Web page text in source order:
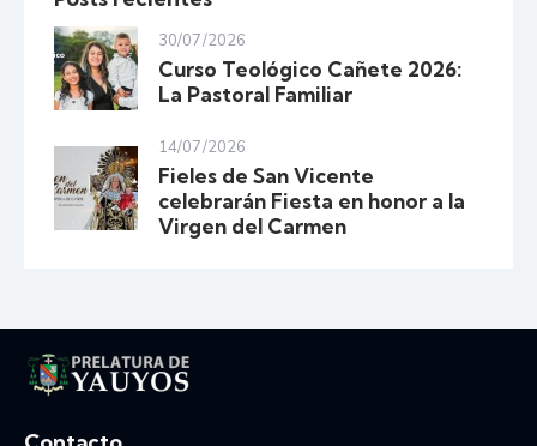
30/07/2026
Curso Teológico Cañete 2026:
La Pastoral Familiar
14/07/2026
Fieles de San Vicente
celebrarán Fiesta en honor a la
Virgen del Carmen
Vida consagrada